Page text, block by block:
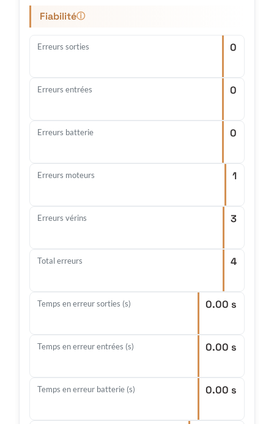
Fiabilitéⓘ
Erreurs sorties 0
Erreurs entrées 0
Erreurs batterie 0
Erreurs moteurs 1
Erreurs vérins 3
Total erreurs 4
Temps en erreur sorties (s) 0.00 s
Temps en erreur entrées (s) 0.00 s
Temps en erreur batterie (s) 0.00 s